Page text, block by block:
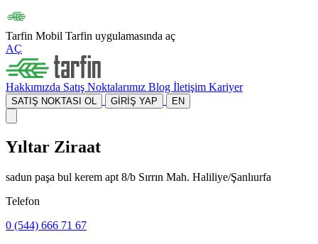
Tarfin Mobil Tarfin uygulamasında aç
AÇ
Hakkımızda Satış Noktalarımız Blog İletişim Kariyer
SATIŞ NOKTASI OL GİRİŞ YAP EN
Yıltar Ziraat
sadun paşa bul kerem apt 8/b Sırrın Mah. Haliliye/Şanlıurfa
Telefon
0 (544) 666 71 67